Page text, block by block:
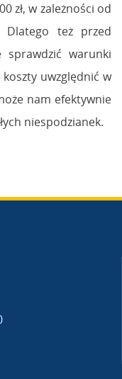
zł, w zależności od
Dlatego też przed
sprawdzić warunki
uwzględnić w
nam efektywnie
niespodzianek.